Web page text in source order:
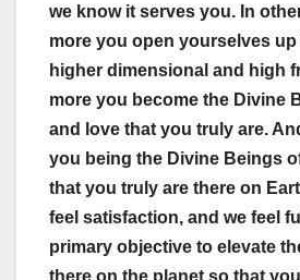
we know it serves you. In
more you open yourselves
higher dimensional and high
more you become the Divine
and love that you truly are.
you being the Divine Beings
that you truly are there on
feel satisfaction, and we feel
primary objective to elevate
there on the planet so that